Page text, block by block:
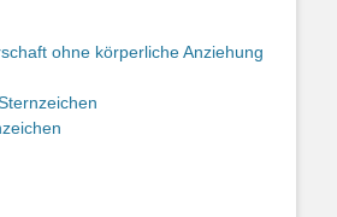
ohne körperliche Anziehung